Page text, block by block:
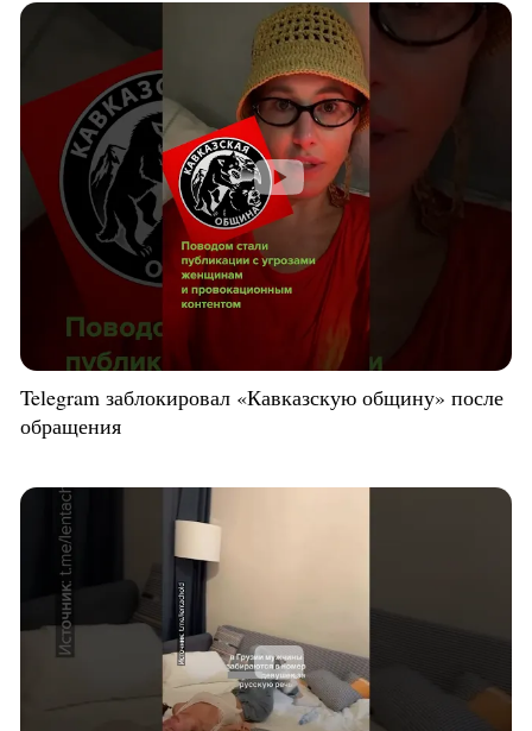
Telegram заблокировал «Кавказскую общину» после
обращения